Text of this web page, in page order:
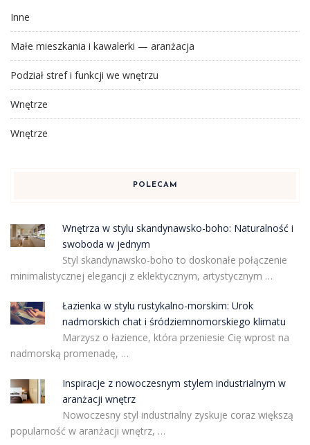
Inne
Małe mieszkania i kawalerki — aranżacja
Podział stref i funkcji we wnętrzu
Wnętrze
Wnętrze
POLECAM
Wnętrza w stylu skandynawsko-boho: Naturalność i
swoboda w jednym
Styl skandynawsko-boho to doskonałe połączenie
minimalistycznej elegancji z eklektycznym, artystycznym …
Łazienka w stylu rustykalno-morskim: Urok
nadmorskich chat i śródziemnomorskiego klimatu
Marzysz o łazience, która przeniesie Cię wprost na
nadmorską promenadę, …
Inspiracje z nowoczesnym stylem industrialnym w
aranżacji wnętrz
Nowoczesny styl industrialny zyskuje coraz większą
popularność w aranżacji wnętrz, …